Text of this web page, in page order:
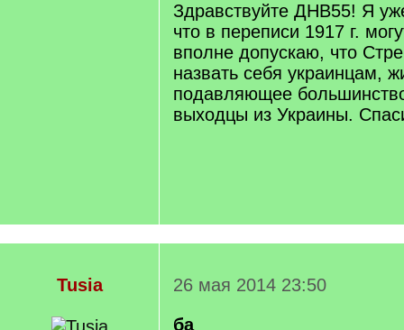
Здравствуйте ДНВ55! Я
что в переписи 1917 г.
вполне допускаю, что
назвать себя украинцам,
подавляющее
выходцы из Украины.
Tusia
26 мая 2014 23:50
ба